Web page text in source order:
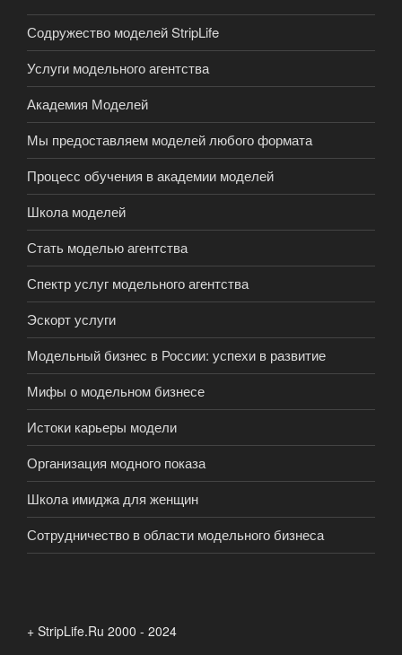
Содружество моделей StripLife
Услуги модельного агентства
Академия Моделей
Мы предоставляем моделей любого формата
Процесс обучения в академии моделей
Школа моделей
Стать моделью агентства
Спектр услуг модельного агентства
Эскорт услуги
Модельный бизнес в России: успехи в развитие
Мифы о модельном бизнесе
Истоки карьеры модели
Организация модного показа
Школа имиджа для женщин
Сотрудничество в области модельного бизнеса
+ StripLife.Ru 2000 - 2024